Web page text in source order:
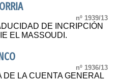
nº 1939/13
DE INCRIPCIÓN
EL MASSOUDI.
nº 1936/13
DE LA CUENTA GENERAL